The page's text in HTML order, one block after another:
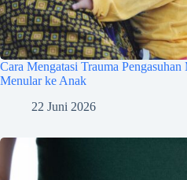
Cara Mengatasi Trauma
Menular ke Anak
22 Juni 2026